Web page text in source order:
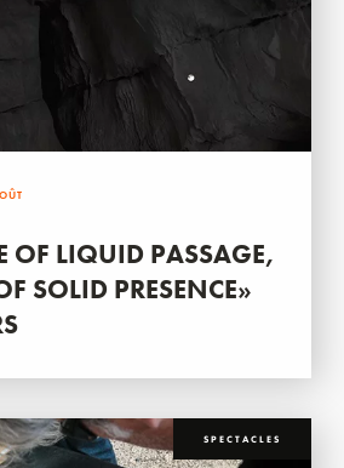
OF LIQUID PASSAGE,
SOLID PRESENCE»
SPECTACLES